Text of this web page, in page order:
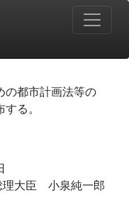
の都市計画法等の
る。
理大臣 小泉純一郎